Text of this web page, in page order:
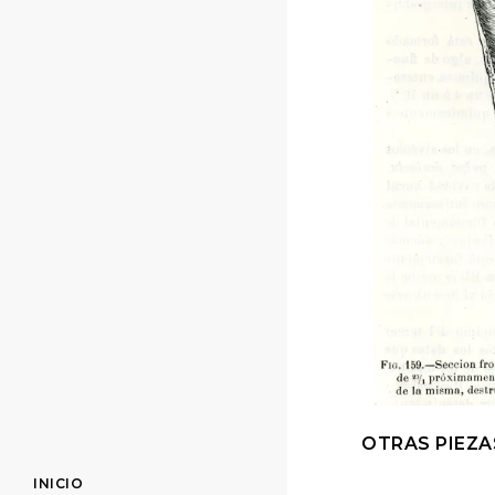
INICIO
OTRAS